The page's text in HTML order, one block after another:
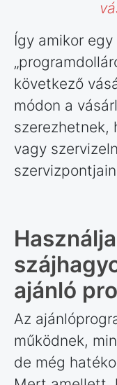
Így amikor
következő
módon a
szerezhetnek,
vagy
ajánló
Az
működnek,
de még